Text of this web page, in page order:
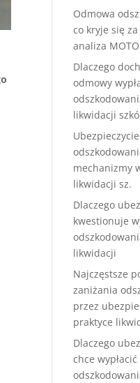
Odmowa
co kryje się
analiza
Dlaczego
odmowy
likwidacji
mechanizmy
likwidacji sz.
Dlaczego
kwestionuje
likwidacji
Najczęstsze
zaniżania
przez
praktyce
Dlaczego
chce wypłacić